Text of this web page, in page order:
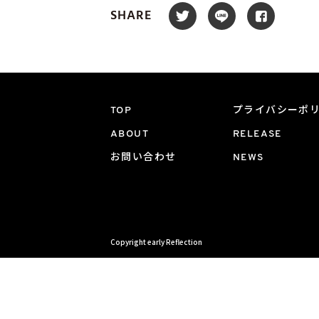
SHARE
TOP プライバシーポ
ABOUT RELEASE
お問い合わせ NEWS
Copyright early Reflection